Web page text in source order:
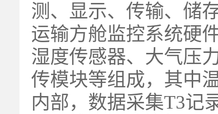
测、显示、传输、储
运输方舱监控系统硬
湿度传感器、大气压
传模块等组成，其中
内部，数据采集T3记